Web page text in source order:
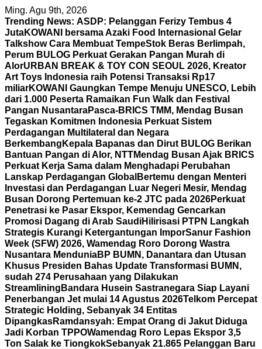
Skip
to
content
Ming. Agu 9th, 2026
Trending News: ASDP: Pelanggan Ferizy Tembus 4
JutaKOWANI bersama Azaki Food Internasional Gelar
Talkshow Cara Membuat TempeStok Beras Berlimpah,
Perum BULOG Perkuat Gerakan Pangan Murah di
AlorURBAN BREAK & TOY CON SEOUL 2026, Kreator
Art Toys Indonesia raih Potensi Transaksi Rp17
miliarKOWANI Gaungkan Tempe Menuju UNESCO, Lebih
dari 1.000 Peserta Ramaikan Fun Walk dan Festival
Pangan NusantaraPasca-BRICS TMM, Mendag Busan
Tegaskan Komitmen Indonesia Perkuat Sistem
Perdagangan Multilateral dan Negara
Berkembang Kepala Bapanas dan Dirut BULOG Berikan
Bantuan Pangan di Alor, NTTMendag Busan Ajak BRICS
Perkuat Kerja Sama dalam Menghadapi Perubahan
Lanskap Perdagangan Global Bertemu dengan Menteri
Investasi dan Perdagangan Luar Negeri Mesir, Mendag
Busan Dorong Pertemuan ke-2 JTC pada 2026Perkuat
Penetrasi ke Pasar Ekspor, Kemendag Gencarkan
Promosi Dagang di Arab SaudiHilirisasi PTPN Langkah
Strategis Kurangi Ketergantungan ImporSanur Fashion
Week (SFW) 2026, Wamendag Roro Dorong Wastra
Nusantara MenduniaBP BUMN, Danantara dan Utusan
Khusus Presiden Bahas Update Transformasi BUMN,
sudah 274 Perusahaan yang Dilakukan
Streamlining Bandara Husein Sastranegara Siap Layani
Penerbangan Jet mulai 14 Agustus 2026Telkom Percepat
Strategic Holding, Sebanyak 34 Entitas
DipangkasRamdansyah: Empat Orang di Jakut Diduga
Jadi Korban TPPOWamendag Roro Lepas Ekspor 3,5
Ton Salak ke TiongkokSebanyak 21.865 Pelanggan Baru